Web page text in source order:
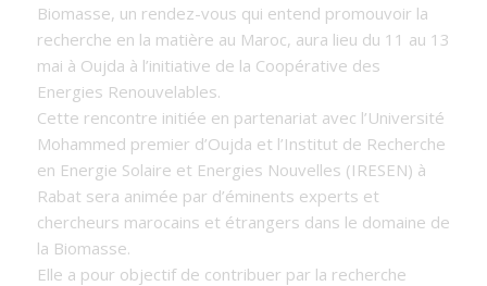
Biomasse, un rendez-vous qui entend promouvoir la
recherche en la matière au Maroc, aura lieu du 11 au 13
mai à Oujda à l’initiative de la Coopérative des
Energies Renouvelables.
Cette rencontre initiée en partenariat avec l’Université
Mohammed premier d’Oujda et l’Institut de Recherche
en Energie Solaire et Energies Nouvelles (IRESEN) à
Rabat sera animée par d’éminents experts et
chercheurs marocains et étrangers dans le domaine de
la Biomasse.
Elle a pour objectif de contribuer par la recherche